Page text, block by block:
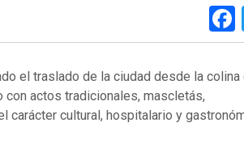
el traslado de la ciudad desde la colina
con actos tradicionales, mascletás,
carácter cultural, hospitalario y